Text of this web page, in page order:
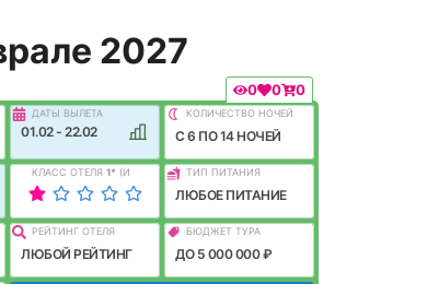
2027
0 0 0
ДАТЫ ВЫЛЕТА
01.02 - 22.02
КОЛИЧЕСТВО НОЧЕЙ
C 6 ПО 14 НОЧЕЙ
КЛАСС ОТЕЛЯ 1* (И
ЛУЧШЕ)
ТИП ПИТАНИЯ
ЛЮБОЕ ПИТАНИЕ
РЕЙТИНГ ОТЕЛЯ
ЛЮБОЙ РЕЙТИНГ
БЮДЖЕТ ТУРА
ДО 5 000 000 ₽